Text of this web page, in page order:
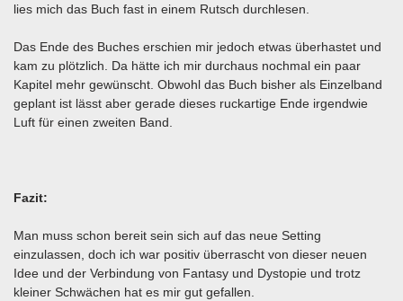
lies mich das Buch fast in einem Rutsch durchlesen.
Das Ende des Buches erschien mir jedoch etwas überhastet und
kam zu plötzlich. Da hätte ich mir durchaus nochmal ein paar
Kapitel mehr gewünscht. Obwohl das Buch bisher als Einzelband
geplant ist lässt aber gerade dieses ruckartige Ende irgendwie
Luft für einen zweiten Band.
Fazit:
Man muss schon bereit sein sich auf das neue Setting
einzulassen, doch ich war positiv überrascht von dieser neuen
Idee und der Verbindung von Fantasy und Dystopie und trotz
kleiner Schwächen hat es mir gut gefallen.